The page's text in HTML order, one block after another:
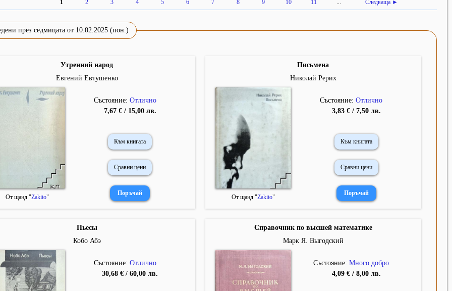
1 2 3 4 5 6 7 8 9 10 11 ... Следваща ►
през седмицата от 10.02.2025 (пон.)
Утренний народ
Евгений Евтушенко
От щанд "Zakito"
Състояние: Отлично
7,67 € / 15,00 лв.
Към книгата
Сравни цени
Письмена
Николай Рерих
От щанд "Zakito"
Състояние:Отлично
3,83 € / 7,50 лв.
Към книгата
Сравни цени
Пьесы
Кобо Абэ
Състояние: Отлично
30,68 € / 60,00 лв.
Справочник по высшей математике
Марк Я. Выгодский
Състояние:Много добро
4,09 € / 8,00 лв.